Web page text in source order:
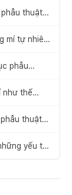
thuật
mí tự nhiên
phẫu
như thế
thuật
yếu tố